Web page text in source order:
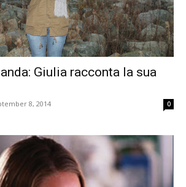
Giulia racconta la sua
8, 2014 0